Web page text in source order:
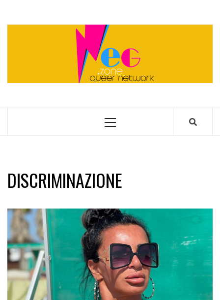
Primary
DISCRIMINAZIONE